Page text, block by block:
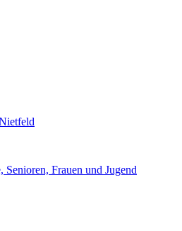
Frauen und Jugend